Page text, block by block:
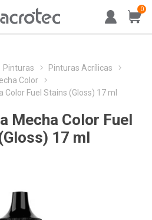
0
Pinturas
Pinturas Acrílicas
Color
Fuel Stains (Gloss) 17 ml
Mecha Color Fuel
17 ml